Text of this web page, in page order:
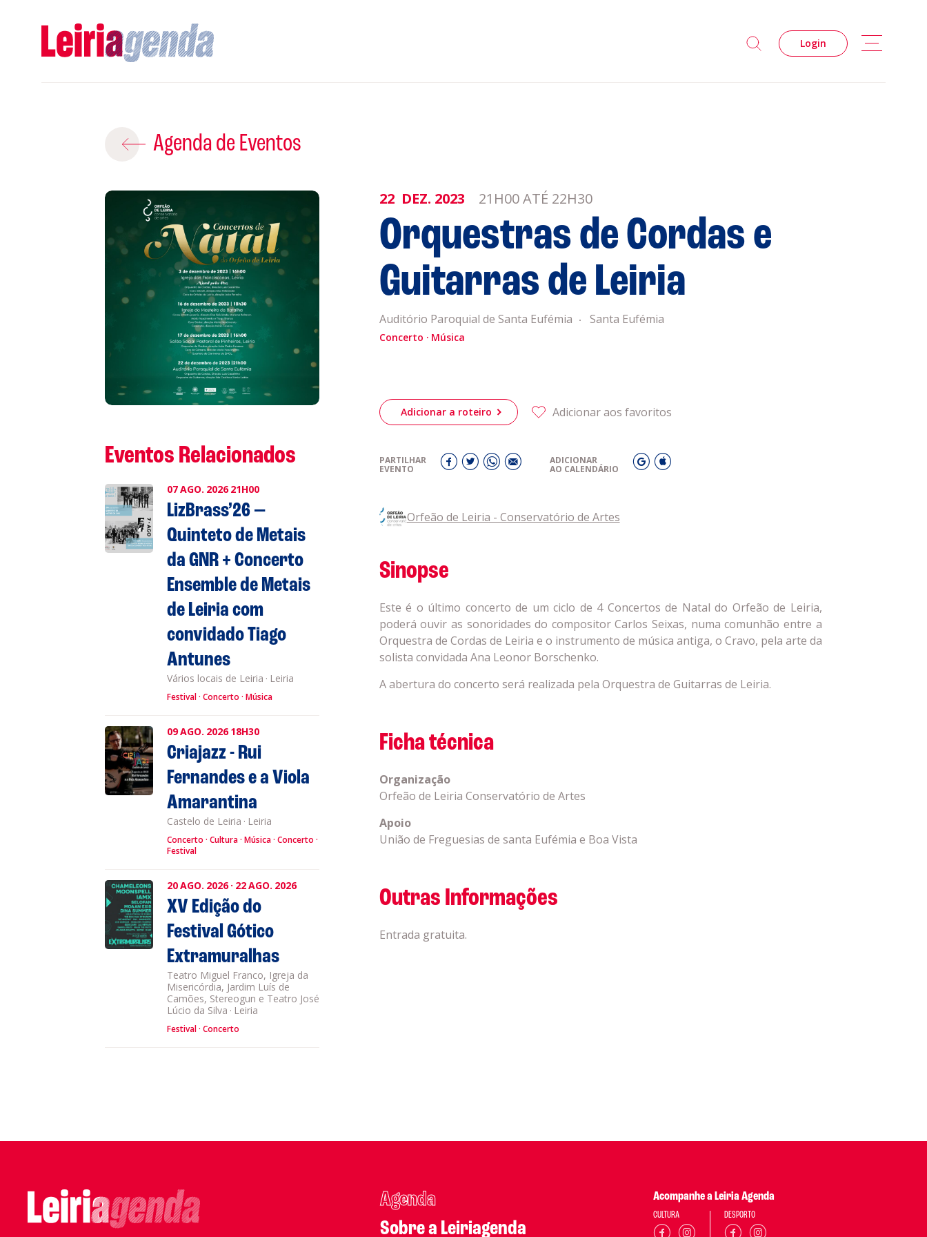
Login
Agenda
Sobre a
Leiriagenda
Promotores
Informações
Política de Privacidade
Política de Cookies
Agenda de Eventos
22 DEZ. 2023 21H00 ATÉ 22H30
Orquestras de Cordas e
Guitarras de Leiria
Auditório Paroquial de Santa Eufémia Santa Eufémia
Concerto Música
Adicionar a roteiro Adicionar aos favoritos
PARTILHAR
EVENTO
ADICIONAR
AO CALENDÁRIO
Orfeão de Leiria - Conservatório de Artes
Sinopse
Este é o último concerto de um ciclo de 4 Concertos de Natal do Orfeão de Leiria,
poderá ouvir as sonoridades do compositor Carlos Seixas, numa comunhão entre a
Orquestra de Cordas de Leiria e o instrumento de música antiga, o Cravo, pela arte da
solista convidada Ana Leonor Borschenko.
A abertura do concerto será realizada pela Orquestra de Guitarras de Leiria.
Ficha técnica
Organização
Orfeão de Leiria Conservatório de Artes
Apoio
União de Freguesias de santa Eufémia e Boa Vista
Outras Informações
Entrada gratuita.
Eventos Relacionados
07AGO. 202621H00
LizBrass’26 —
Quinteto de Metais
da GNR + Concerto
Ensemble de Metais
de Leiria com
convidado Tiago
Antunes
Vários locais de Leiria · Leiria
Festival Concerto Música
09AGO. 202618H30
Criajazz - Rui
Fernandes e a Viola
Amarantina
Castelo de Leiria · Leiria
Concerto Cultura Música Concerto
Festival
20AGO. 2026· 22AGO. 2026
XV Edição do
Festival Gótico
Extramuralhas
Teatro Miguel Franco, Igreja da
Misericórdia, Jardim Luís de
Camões, Stereogun e Teatro José
Lúcio da Silva · Leiria
Festival Concerto
ROTEIROS EXISTENTES
Gravar
Agenda
Sobre a Leiriagenda
Acompanhe a Leiria Agenda
CULTURA DESPORTO